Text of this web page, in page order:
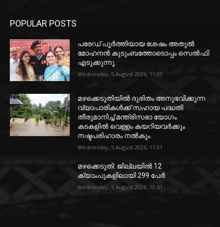
POPULAR POSTS
പരേഡ് പൂര്‍ത്തിയായ ശേഷം അതുൽ
മോഹനൻ കുടുംബത്തോടൊപ്പം സെൽഫി
എടുക്കുന്നു.
Wednesday, 5 August 2026, 11:03
മഴക്കെടുതിയിൽ ദുരിതം അനുഭവിക്കുന്ന
വ്യാപാരികൾക്ക് സഹായ പദ്ധതി
തീരുമാനിച്ച് മന്ത്രിസഭാ യോഗം.
കടകളിൽ വെള്ളം കയറിയവർക്കും
നഷ്ടപരിഹാരം നൽകും.
Wednesday, 5 August 2026, 11:01
മഴക്കെടുതി: ജില്ലയിൽ 12
ക്യാംപുകളിലായി 299 പേർ
Wednesday, 5 August 2026, 10:41